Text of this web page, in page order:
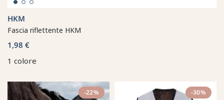
HKM
Fascia riflettente HKM
1,98 €
1 colore
-22% -30%